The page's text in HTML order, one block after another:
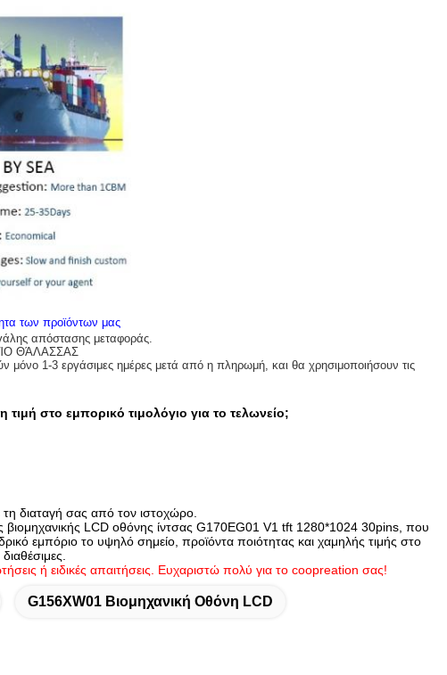
των προϊόντων μας
απόστασης μεταφοράς.
ΘΆΛΑΣΣΑΣ
μόνο 1-3 εργάσιμες ημέρες μετά από η πληρωμή, και θα χρησιμοποιήσουν τις
στο εμπορικό τιμολόγιο για το τελωνείο;
διαταγή σας από τον ιστοχώρο.
βιομηχανικής LCD οθόνης ίντσας G170EG01 V1 tft 1280*1024 30pins, που
εμπόριο το υψηλό σημείο, προϊόντα ποιότητας και χαμηλής τιμής στο
ή ειδικές απαιτήσεις. Ευχαριστώ πολύ για το coopreation σας!
G156XW01 Βιομηχανική Οθόνη LCD